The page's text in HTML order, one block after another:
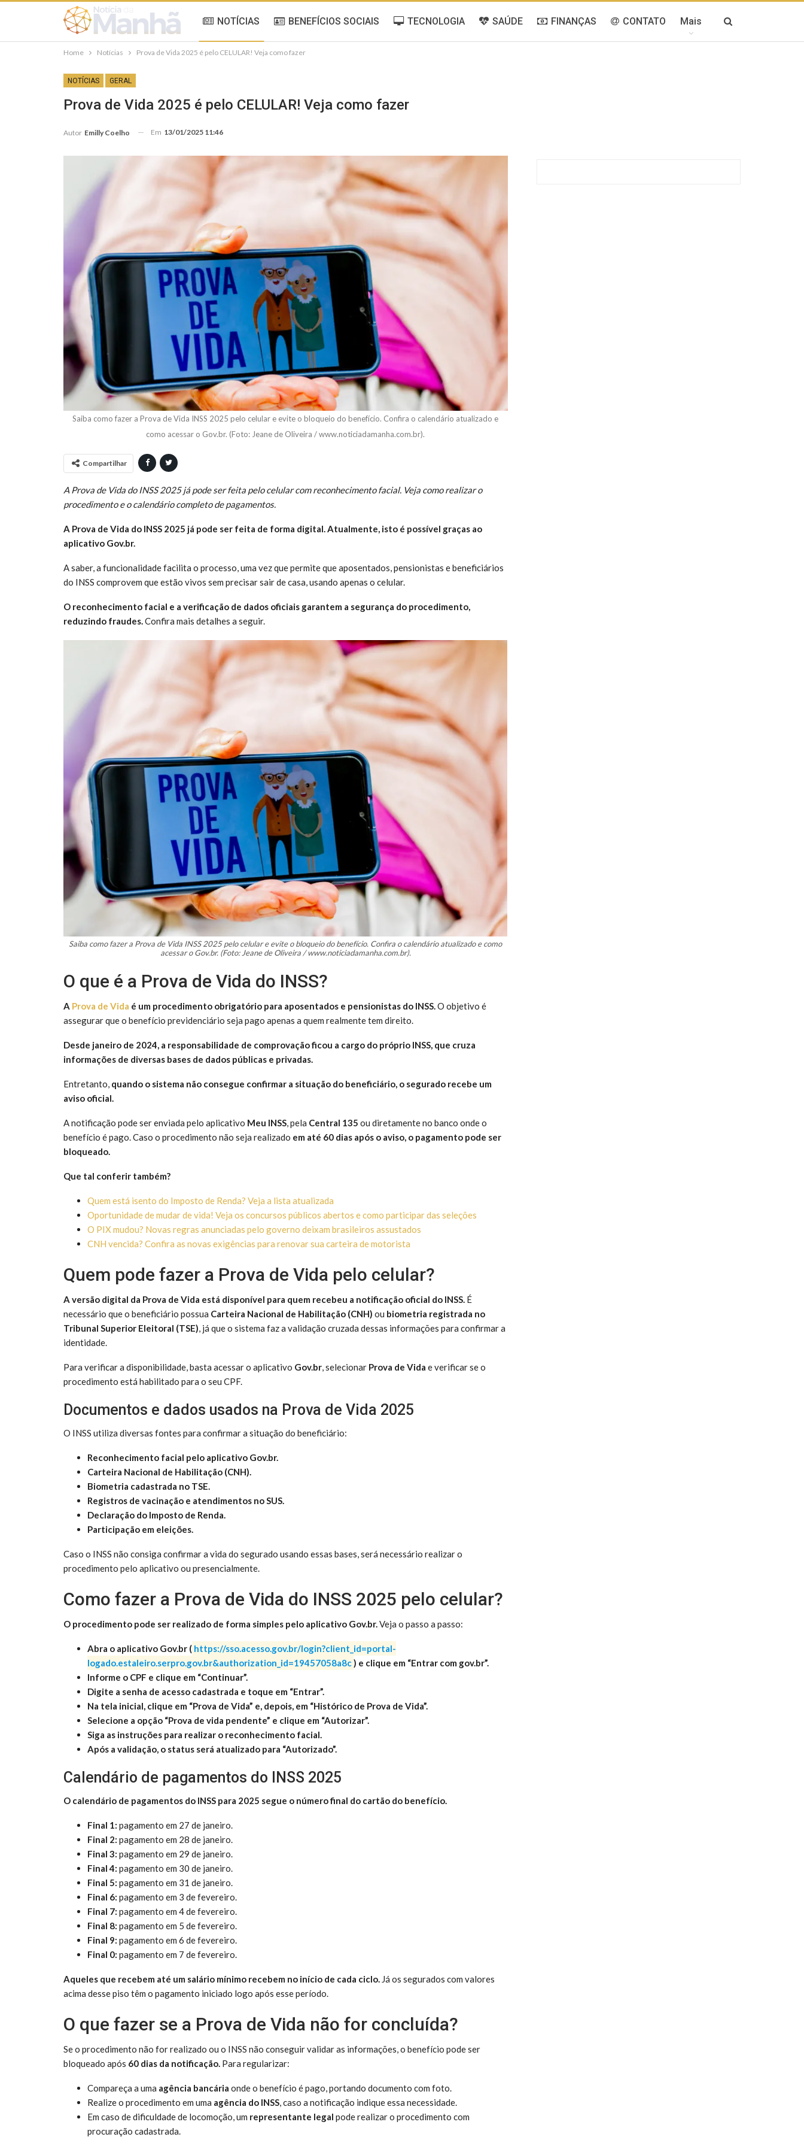
NOTÍCIAS BENEFÍCIOS SOCIAIS TECNOLOGIA SAÚDE FINANÇAS CONTATO Mais
Home Notícias Prova de Vida 2025 é pelo CELULAR! Veja como fazer
NOTÍCIAS GERAL
Prova de Vida 2025 é pelo CELULAR! Veja como fazer
Autor Emilly Coelho Em 13/01/2025 11:46
Saiba como fazer a Prova de Vida INSS 2025 pelo celular e evite o bloqueio do benefício. Confira o calendário atualizado e
como acessar o Gov.br. (Foto: Jeane de Oliveira / www.noticiadamanha.com.br).
Compartilhar
A Prova de Vida do INSS 2025 já pode ser feita pelo celular com reconhecimento facial. Veja como realizar o
procedimento e o calendário completo de pagamentos.
A Prova de Vida do INSS 2025 já pode ser feita de forma digital. Atualmente, isto é possível graças ao
aplicativo Gov.br.
A saber, a funcionalidade facilita o processo, uma vez que permite que aposentados, pensionistas e beneficiários
do INSS comprovem que estão vivos sem precisar sair de casa, usando apenas o celular.
O reconhecimento facial e a verificação de dados oficiais garantem a segurança do procedimento,
reduzindo fraudes.Confira mais detalhes a seguir.
Saiba como fazer a Prova de Vida INSS 2025 pelo celular e evite o bloqueio do benefício. Confira o calendário atualizado e como
acessar o Gov.br. (Foto: Jeane de Oliveira / www.noticiadamanha.com.br).
O que é a Prova de Vida do INSS?
A Prova de Vida é um procedimento obrigatório para aposentados e pensionistas do INSS.O objetivo é
assegurar que o benefício previdenciário seja pago apenas a quem realmente tem direito.
Desde janeiro de 2024, a responsabilidade de comprovação ficou a cargo do próprio INSS, que cruza
informações de diversas bases de dados públicas e privadas.
Entretanto, quando o sistema não consegue confirmar a situação do beneficiário, o segurado recebe um
aviso oficial.
A notificação pode ser enviada pelo aplicativo Meu INSS, pela Central 135 ou diretamente no banco onde o
benefício é pago. Caso o procedimento não seja realizado em até 60 dias após o aviso, o pagamento pode ser
bloqueado.
Que tal conferir também?
Quem está isento do Imposto de Renda? Veja a lista atualizada
Oportunidade de mudar de vida! Veja os concursos públicos abertos e como participar das seleções
O PIX mudou? Novas regras anunciadas pelo governo deixam brasileiros assustados
CNH vencida? Confira as novas exigências para renovar sua carteira de motorista
Quem pode fazer a Prova de Vida pelo celular?
A versão digital da Prova de Vida está disponível para quem recebeu a notificação oficial do INSS. É
necessário que o beneficiário possua Carteira Nacional de Habilitação (CNH) ou biometria registrada no
Tribunal Superior Eleitoral (TSE), já que o sistema faz a validação cruzada dessas informações para confirmar a
identidade.
Para verificar a disponibilidade, basta acessar o aplicativo Gov.br, selecionar Prova de Vida e verificar se o
procedimento está habilitado para o seu CPF.
Documentos e dados usados na Prova de Vida 2025
O INSS utiliza diversas fontes para confirmar a situação do beneficiário:
Reconhecimento facial pelo aplicativo Gov.br.
Carteira Nacional de Habilitação (CNH).
Biometria cadastrada no TSE.
Registros de vacinação e atendimentos no SUS.
Declaração do Imposto de Renda.
Participação em eleições.
Caso o INSS não consiga confirmar a vida do segurado usando essas bases, será necessário realizar o
procedimento pelo aplicativo ou presencialmente.
Como fazer a Prova de Vida do INSS 2025 pelo celular?
O procedimento pode ser realizado de forma simples pelo aplicativo Gov.br.Veja o passo a passo:
Abra o aplicativo Gov.br ( https://sso.acesso.gov.br/login?client_id=portal-
logado.estaleiro.serpro.gov.br&authorization_id=19457058a8c) e clique em “Entrar com gov.br”.
Informe o CPF e clique em “Continuar”.
Digite a senha de acesso cadastrada e toque em “Entrar”.
Na tela inicial, clique em “Prova de Vida” e, depois, em “Histórico de Prova de Vida”.
Selecione a opção “Prova de vida pendente” e clique em “Autorizar”.
Siga as instruções para realizar o reconhecimento facial.
Após a validação, o status será atualizado para “Autorizado”.
Calendário de pagamentos do INSS 2025
O calendário de pagamentos do INSS para 2025 segue o número final do cartão do benefício.
Final 1: pagamento em 27 de janeiro.
Final 2: pagamento em 28 de janeiro.
Final 3: pagamento em 29 de janeiro.
Final 4: pagamento em 30 de janeiro.
Final 5: pagamento em 31 de janeiro.
Final 6: pagamento em 3 de fevereiro.
Final 7: pagamento em 4 de fevereiro.
Final 8: pagamento em 5 de fevereiro.
Final 9: pagamento em 6 de fevereiro.
Final 0: pagamento em 7 de fevereiro.
Aqueles que recebem até um salário mínimo recebem no início de cada ciclo. Já os segurados com valores
acima desse piso têm o pagamento iniciado logo após esse período.
O que fazer se a Prova de Vida não for concluída?
Se o procedimento não for realizado ou o INSS não conseguir validar as informações, o benefício pode ser
bloqueado após 60 dias da notificação. Para regularizar:
Compareça a uma agência bancária onde o benefício é pago, portando documento com foto.
Realize o procedimento em uma agência do INSS, caso a notificação indique essa necessidade.
Em caso de dificuldade de locomoção, um representante legal pode realizar o procedimento com
procuração cadastrada.